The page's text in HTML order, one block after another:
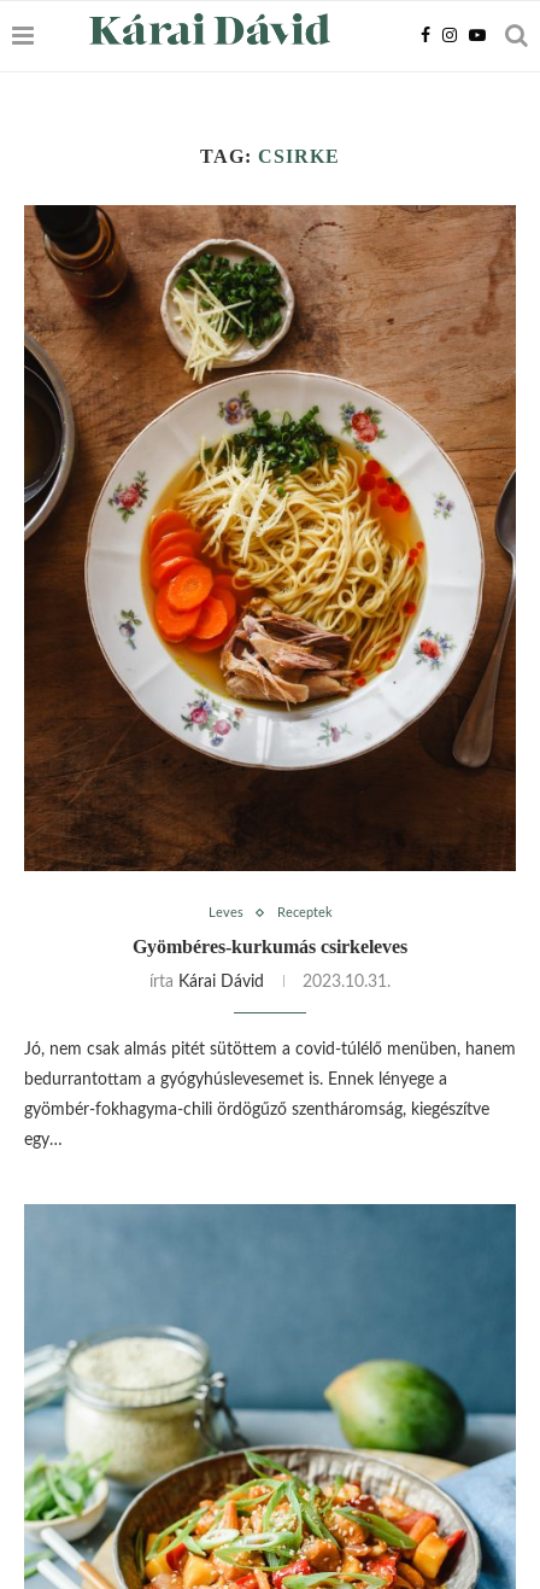
TAG: CSIRKE
Leves Receptek
Gyömbéres-kurkumás csirkeleves
írta Kárai Dávid 2023.10.31.
Jó, nem csak almás pitét sütöttem a covid-túlélő menüben, hanem
bedurrantottam a gyógyhúslevesemet is. Ennek lényege a
gyömbér-fokhagyma-chili ördögűző szentháromság, kiegészítve
egy…